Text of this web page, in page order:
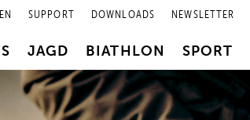
SUPPORT DOWNLOADS NEWSLETTER
JAGD BIATHLON SPORT